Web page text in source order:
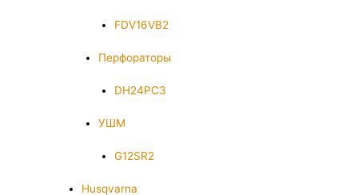
FDV16VB2
Перфораторы
DH24PC3
УШМ
G12SR2
Husqvarna